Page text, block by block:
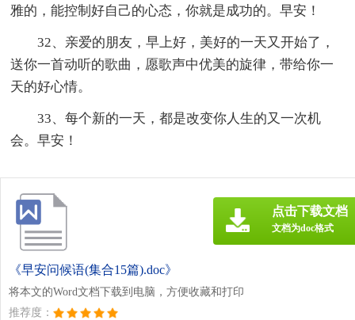
雅的，能控制好自己的心态，你就是成功的。早安！
32、亲爱的朋友，早上好，美好的一天又开始了，
送你一首动听的歌曲，愿歌声中优美的旋律，带给你一
天的好心情。
33、每个新的一天，都是改变你人生的又一次机
会。早安！
《早安问候语(集合15篇).doc》
将本文的Word文档下载到电脑，方便收藏和打印
推荐度：
点击下载文档
文档为doc格式